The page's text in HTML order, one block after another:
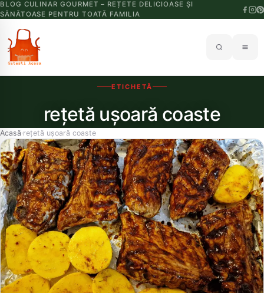
BLOG CULINAR GOURMET – REȚETE DELICIOASE ȘI
SĂNĂTOASE PENTRU TOATĂ FAMILIA
ETICHETĂ
rețetă ușoară coaste
Acasă›rețetă ușoară coaste